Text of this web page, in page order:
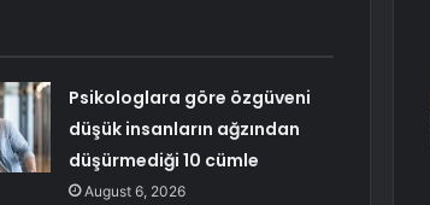
Psikologlara göre özgüveni
düşük insanların ağzından
düşürmediği 10 cümle
August 6, 2026